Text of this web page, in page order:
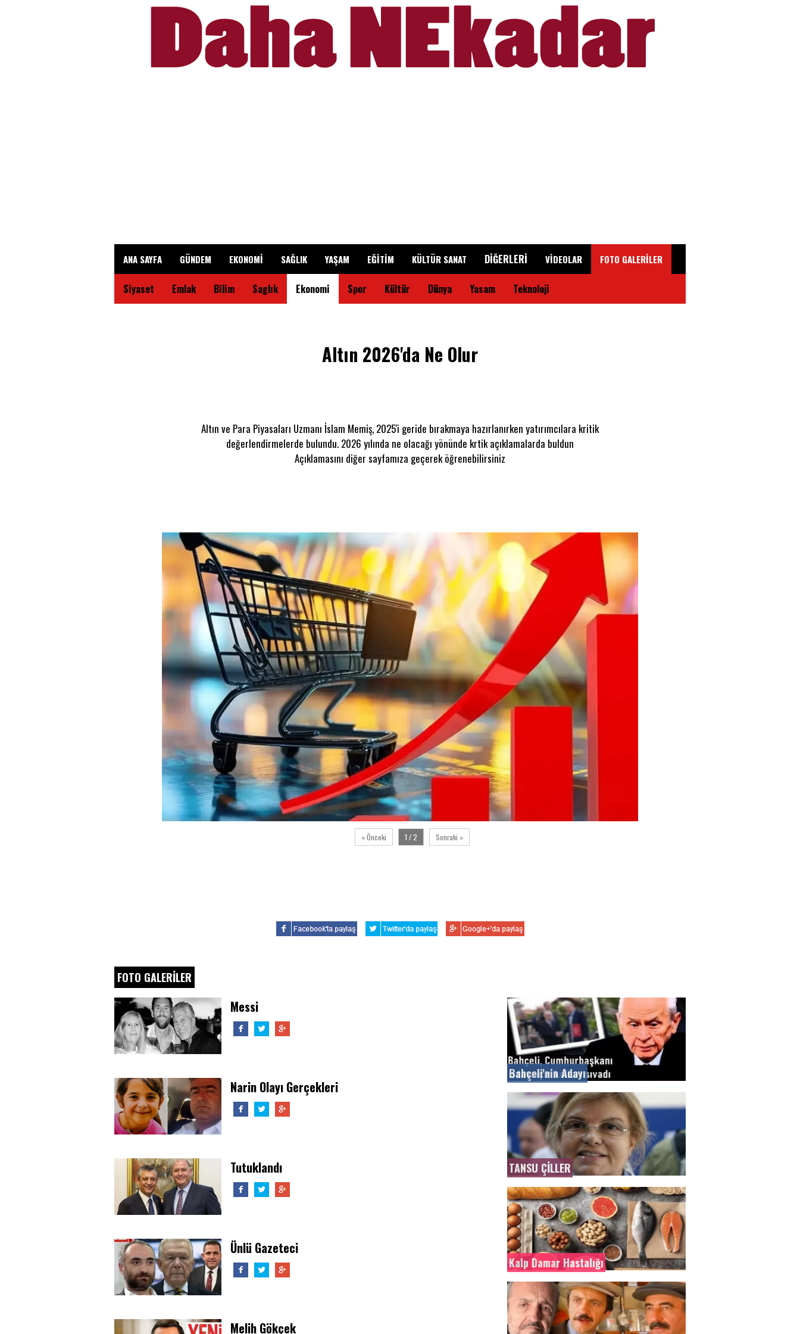
ANA SAYFA GÜNDEM EKONOMİ SAĞLIK YAŞAM EĞİTİM KÜLTÜR SANAT DİĞERLERİ VİDEOLAR FOTO GALERİLER
Siyaset Emlak Bilim Saglık Ekonomi Spor Kültür Dünya Yasam Teknoloji
Altın 2026'da Ne Olur
Altın ve Para Piyasaları Uzmanı İslam Memiş, 2025'i geride bırakmaya hazırlanırken yatırımcılara kritik
değerlendirmelerde bulundu. 2026 yılında ne olacağı yönünde krtik açıklamalarda buldun
Açıklamasını diğer sayfamıza geçerek öğrenebilirsiniz
« Önceki 1 / 2 Sonraki »
FOTO GALERİLER
Messi
Narin Olayı Gerçekleri
Tutuklandı
Ünlü Gazeteci
Melih Gökçek
Bahçeli'nin Adayı
TANSU ÇİLLER
Kalp Damar Hastalığı